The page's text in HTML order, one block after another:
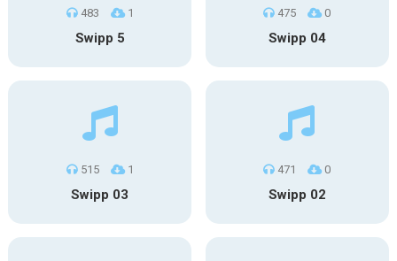
483 1
Swipp 5
475 0
Swipp 04
515 1
Swipp 03
471 0
Swipp 02